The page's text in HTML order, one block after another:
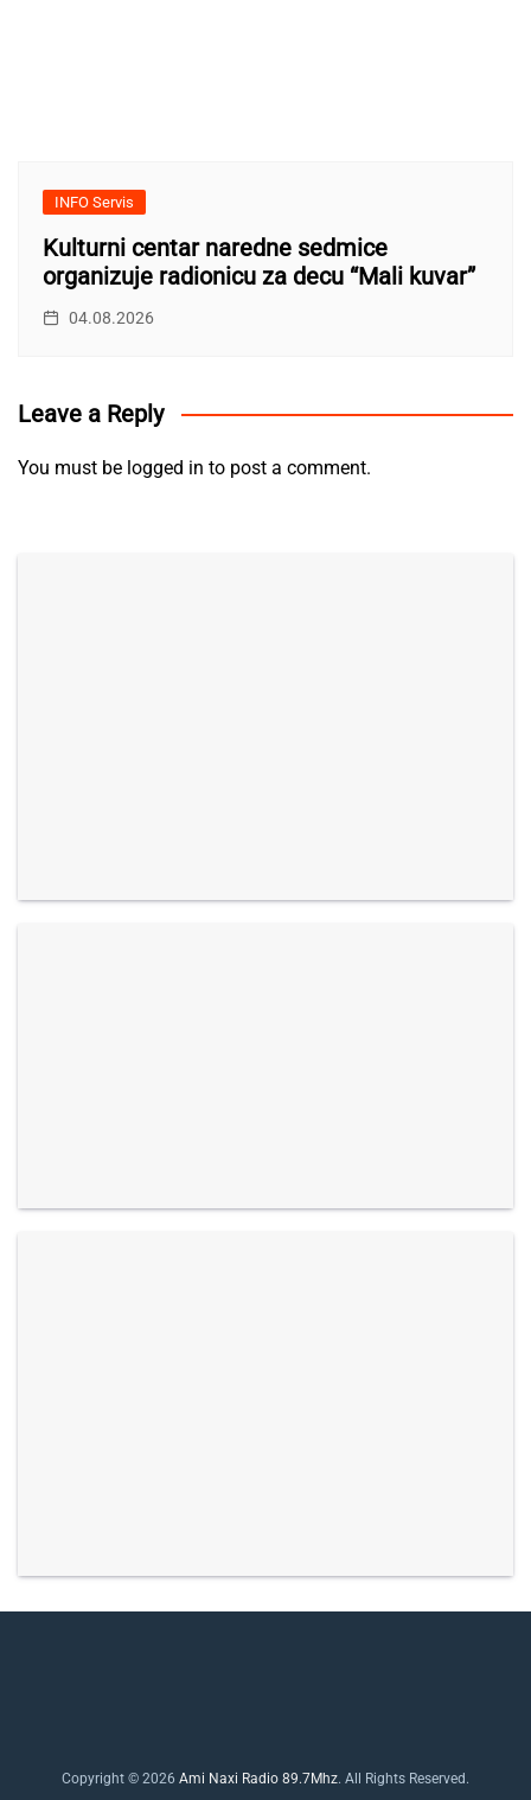
INFO Servis
Kulturni centar naredne sedmice
organizuje radionicu za decu “Mali kuvar”
04.08.2026
Leave a Reply
You must be logged in to post a comment.
Copyright © 2026 Ami Naxi Radio 89.7Mhz. All Rights Reserved.